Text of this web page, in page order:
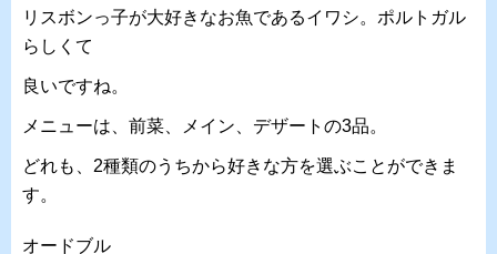
リスボンっ子が大好きなお魚であるイワシ。ポルトガル
らしくて
良いですね。
メニューは、前菜、メイン、デザートの3品。
どれも、2種類のうちから好きな方を選ぶことができま
す。
オードブル